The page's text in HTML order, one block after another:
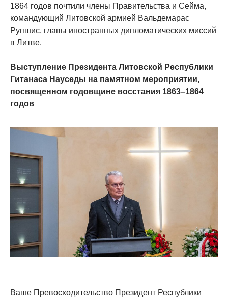
1864 годов почтили члены Правительства и Сейма,
командующий Литовской армией Вальдемарас
Рупшис, главы иностранных дипломатических миссий
в Литве.
Выступление Президента Литовской Республики
Гитанаса Науседы на памятном мероприятии,
посвященном годовщине восстания 1863–1864
годов
Ваше Превосходительство Президент Республики